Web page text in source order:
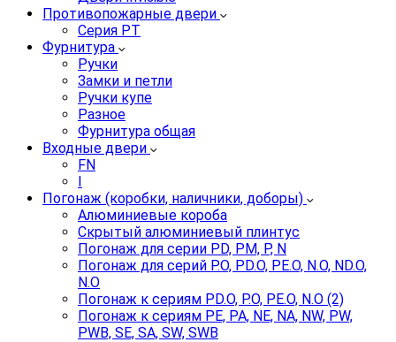
Противопожарные двери
Серия PT
Фурнитура
Ручки
Замки и петли
Ручки купе
Разное
Фурнитура общая
Входные двери
FN
I
Погонаж (коробки, наличники, доборы)
Алюминиевые короба
Скрытый алюминиевый плинтус
Погонаж для серии PD, PM, P, N
Погонаж для серий P.O, PD.O, PE.O, N.O, ND.O,
N.O
Погонаж к сериям PD.O, P.O, PE.O, N.O (2)
Погонаж к сериям PE, PA, NE, NA, NW, PW,
PWB, SE, SA, SW, SWB